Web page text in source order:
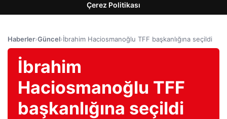
Çerez Politikası
Haberler›Güncel›İbrahim Haciosmanoğlu TFF başkanlığına seçildi
İbrahim
Haciosmanoğlu TFF
başkanlığına seçildi